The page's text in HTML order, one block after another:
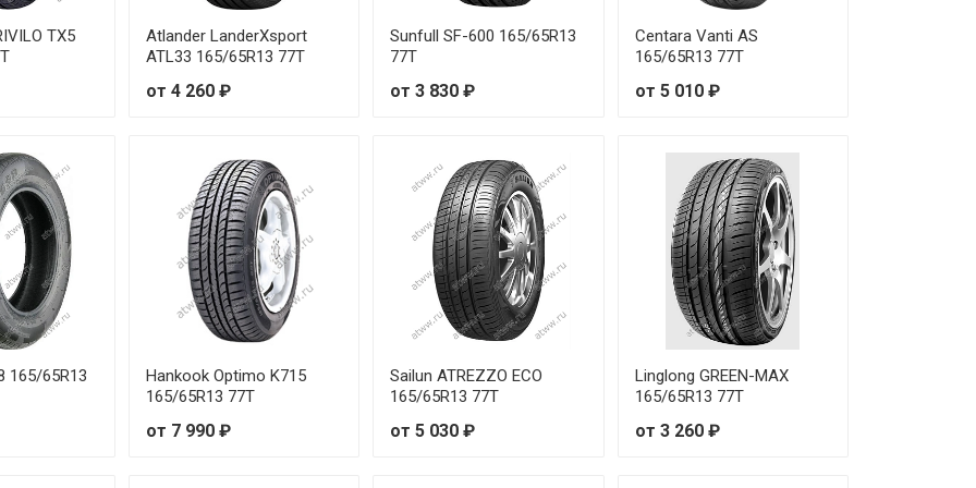
TX5
Atlander LanderXsport
ATL33 165/65R13 77T
от 4 260 ₽
Sunfull SF-600 165/65R13
77T
от 3 830 ₽
Centara Vanti AS
165/65R13 77T
от 5 010 ₽
165/65R13
Hankook Optimo K715
165/65R13 77T
от 7 990 ₽
Sailun ATREZZO ECO
165/65R13 77T
от 5 030 ₽
Linglong GREEN-MAX
165/65R13 77T
от 3 260 ₽